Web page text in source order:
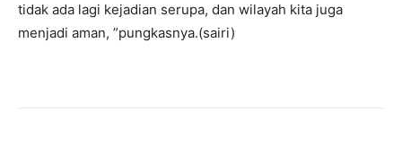
tidak ada lagi kejadian serupa, dan wilayah kita juga
menjadi aman, ”pungkasnya.(sairi)